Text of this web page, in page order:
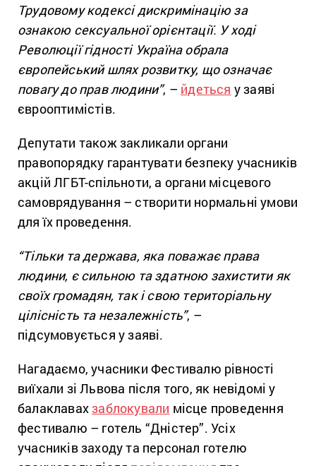
Трудовому кодексі дискримінацію за
ознакою сексуальної орієнтації. У ході
Революції гідності Україна обрала
європейський шлях розвитку, що означає
повагу до прав людини”, – йдеться у заяві
єврооптимістів.
Депутати також закликали органи
правопорядку гарантувати безпеку учасників
акцій ЛГБТ-спільноти, а органи місцевого
самоврядування – створити нормальні умови
для їх проведення.
“Тільки та держава, яка поважає права
людини, є сильною та здатною захистити як
своїх громадян, так і свою територіальну
цілісність та незалежність”, –
підсумовується у заяві.
Нагадаємо, учасники Фестивалю рівності
виїхали зі Львова після того, як невідомі у
балаклавахзаблокували місце проведення
фестивалю – готель “Дністер”. Усіх
учасників заходу та персонал готелю